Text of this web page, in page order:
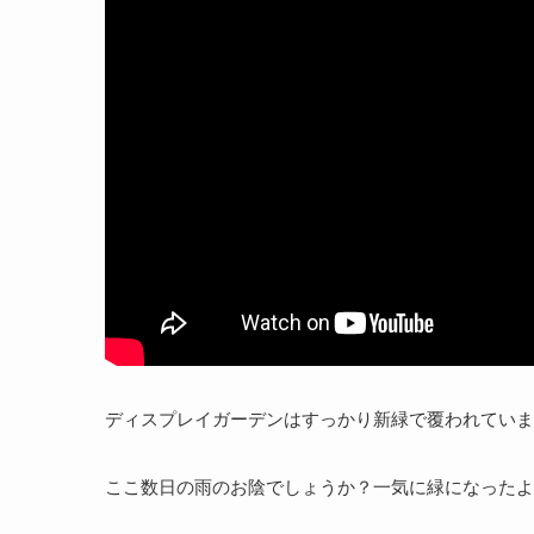
ディスプレイガーデンはすっかり新緑で覆われていま
ここ数日の雨のお陰でしょうか？一気に緑になったよ